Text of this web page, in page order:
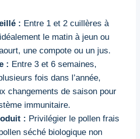
: Entre 1 et 2 cuillères à
le matin à jeun ou
une compote ou un jus.
: Entre 3 et 6 semaines,
fois dans l’année,
changements de saison pour
immunitaire.
: Privilégier le pollen frais
séché biologique non